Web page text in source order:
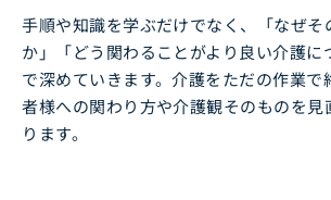
手順や知識を学ぶだけでなく、「なぜそ
か」「どう関わることがより良い介護に
で深めていきます。介護をただの作業で
者様への関わり方や介護観そのものを見
ります。